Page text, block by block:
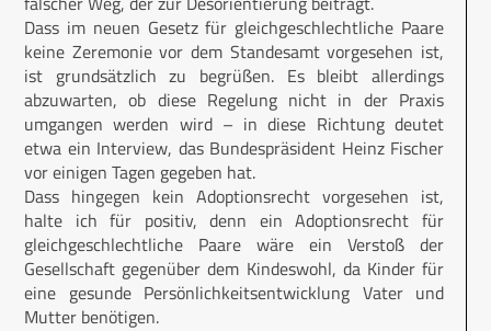
Dass im neuen Gesetz für gleichgeschlechtliche Paare
keine Zeremonie vor dem Standesamt vorgesehen ist,
ist grundsätzlich zu begrüßen. Es bleibt allerdings
abzuwarten, ob diese Regelung nicht in der Praxis
umgangen werden wird – in diese Richtung deutet
etwa ein Interview, das Bundespräsident Heinz Fischer
vor einigen Tagen gegeben hat.
Dass hingegen kein Adoptionsrecht vorgesehen ist,
halte ich für positiv, denn ein Adoptionsrecht für
gleichgeschlechtliche Paare wäre ein Verstoß der
Gesellschaft gegenüber dem Kindeswohl, da Kinder für
eine gesunde Persönlichkeitsentwicklung Vater und
Mutter benötigen.